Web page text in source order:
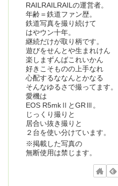
RAILRAILRAILの運営者。
年齢＝鉄道ファン歴。
鉄道写真を撮り続けて
はやウン十年。
継続だけが取り柄です。
遊びをせんとや生まれけん
楽しまずんばこれいかん
好きこそものの上手なれ
心配するななんとかなる
そんなゆるさで撮ってます。
愛機は
EOS R5mkⅡとGRⅢ。
じっくり撮りと
居合い抜き撮りと
２台を使い分けています。
※掲載した写真の
無断使用は禁じます。